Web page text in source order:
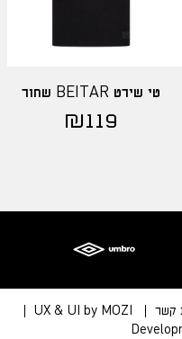
טי שירט BEITAR שחור
₪119
קשר
UX & UI by MOZI